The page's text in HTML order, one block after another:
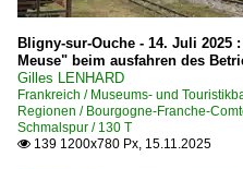
Z 51500 ·Coradia
Z 9500 · 9600 · Z 2
Gasturbinentriebzüge
T 2000 RTG-
Bligny-sur-Ouche - 14. Juli 2025
Meuse" beim ausfahren des
Gilles LENHARD
Frankreich / Museums- und
Regionen / Bourgogne-Franche-
Schmalspur / 130 T
 139 1200x780 Px, 15.11.2025